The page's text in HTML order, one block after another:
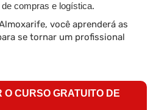
compras e logística.
você aprenderá as
se tornar um profissional
O CURSO GRATUITO DE